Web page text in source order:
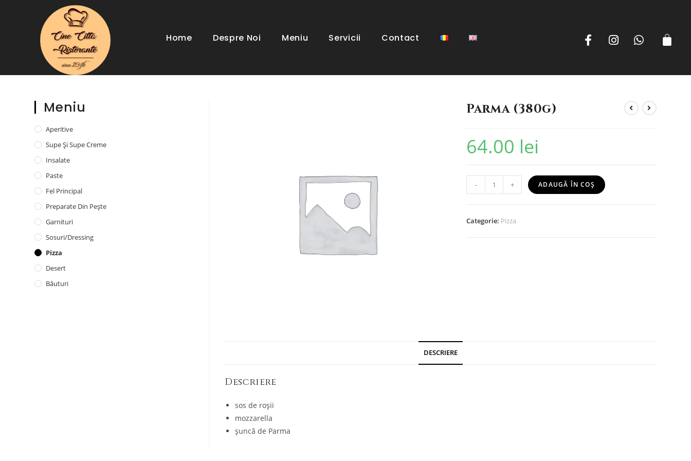
Home Despre Noi Meniu Servicii Contact
Parma (380g)
64.00 lei
- + ADAUGĂ ÎN COȘ
Categorie: Pizza
DESCRIERE
Descriere
sos de roșii
mozzarella
șuncă de Parma
Meniu
Aperitive
Supe Și Supe Creme
Insalate
Paste
Fel Principal
Preparate Din Pește
Garnituri
Sosuri/dressing
Pizza
Desert
Băuturi